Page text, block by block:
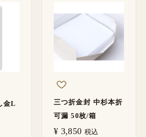
金L
三つ折金封 中杉本折
可漏 50枚/箱
¥ 3,850 税込